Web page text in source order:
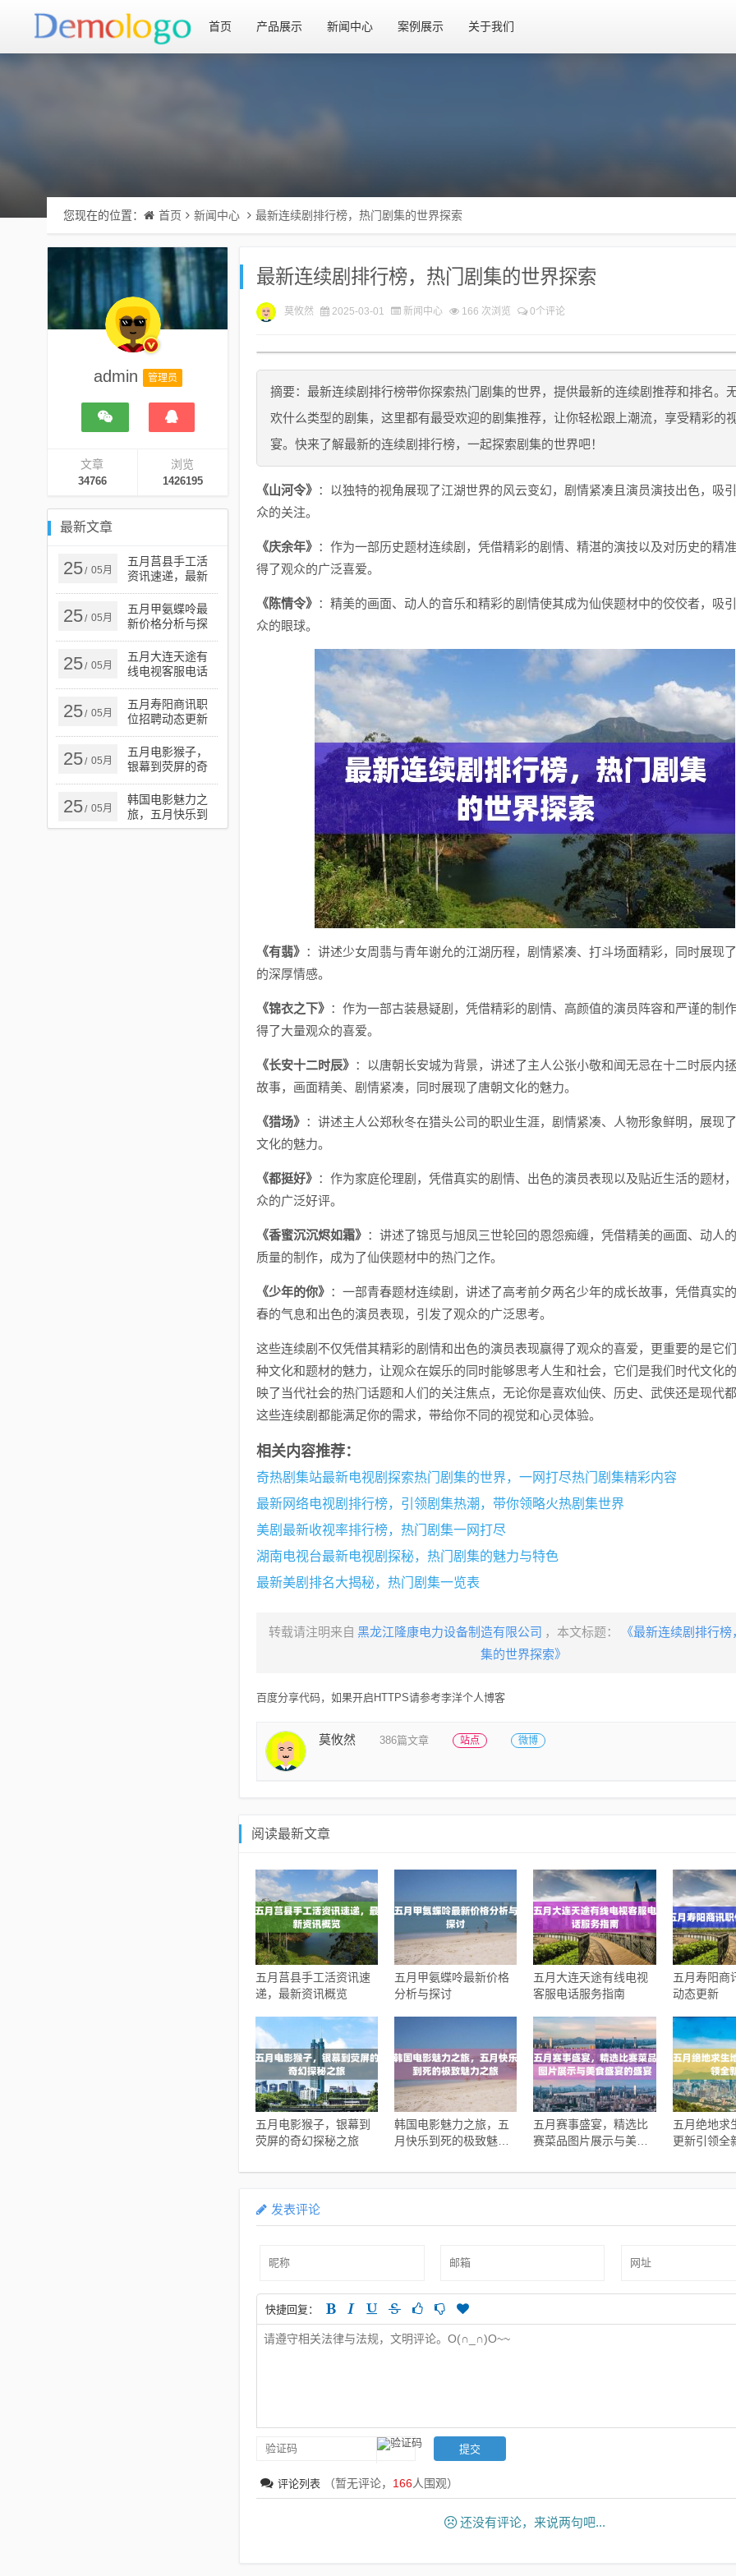
首页 产品展示 新闻中心 案例展示 关于我们
您现在的位置： 首页 新闻中心 最新连续剧排行榜，热门剧集的世界探索
admin 管理员
文章
34766
浏览
1426195
最新文章
25/ 05月
五月莒县手工活
资讯速递，最新
资讯概览
25/ 05月
五月甲氨蝶呤最
新价格分析与探
讨
25/ 05月
五月大连天途有
线电视客服电话
服务指南
25/ 05月
五月寿阳商讯职
位招聘动态更新
25/ 05月
五月电影猴子，
银幕到荧屏的奇
幻探秘之旅
25/ 05月
韩国电影魅力之
旅，五月快乐到
死的极致魅力之
最新连续剧排行榜，热门剧集的世界探索
莫攸然 2025-03-01 新闻中心 166 次浏览 0个评论
摘要：最新连续剧排行榜带你探索热门剧集的世界，提供最新的连续剧推荐和排名。
欢什么类型的剧集，这里都有最受欢迎的剧集推荐，让你轻松跟上潮流，享受精彩的
宴。快来了解最新的连续剧排行榜，一起探索剧集的世界吧！
《山河令》 ：以独特的视角展现了江湖世界的风云变幻，剧情紧凑且演员演技出色，吸
众的关注。
《庆余年》 ：作为一部历史题材连续剧，凭借精彩的剧情、精湛的演技以及对历史的精
得了观众的广泛喜爱。
《陈情令》 ：精美的画面、动人的音乐和精彩的剧情使其成为仙侠题材中的佼佼者，吸
众的眼球。
《有翡》 ：讲述少女周翡与青年谢允的江湖历程，剧情紧凑、打斗场面精彩，同时展现
的深厚情感。
《锦衣之下》 ：作为一部古装悬疑剧，凭借精彩的剧情、高颜值的演员阵容和严谨的制
得了大量观众的喜爱。
《长安十二时辰》 ：以唐朝长安城为背景，讲述了主人公张小敬和闻无忌在十二时辰内
故事，画面精美、剧情紧凑，同时展现了唐朝文化的魅力。
《猎场》 ：讲述主人公郑秋冬在猎头公司的职业生涯，剧情紧凑、人物形象鲜明，展现
文化的魅力。
《都挺好》 ：作为家庭伦理剧，凭借真实的剧情、出色的演员表现以及贴近生活的题材
众的广泛好评。
《香蜜沉沉烬如霜》 ：讲述了锦觅与旭凤三世轮回的恩怨痴缠，凭借精美的画面、动人
质量的制作，成为了仙侠题材中的热门之作。
《少年的你》 ：一部青春题材连续剧，讲述了高考前夕两名少年的成长故事，凭借真实
春的气息和出色的演员表现，引发了观众的广泛思考。
这些连续剧不仅凭借其精彩的剧情和出色的演员表现赢得了观众的喜爱，更重要的是它
种文化和题材的魅力，让观众在娱乐的同时能够思考人生和社会，它们是我们时代文化
映了当代社会的热门话题和人们的关注焦点，无论你是喜欢仙侠、历史、武侠还是现代
这些连续剧都能满足你的需求，带给你不同的视觉和心灵体验。
相关内容推荐：
奇热剧集站最新电视剧探索热门剧集的世界，一网打尽热门剧集精彩内容
最新网络电视剧排行榜，引领剧集热潮，带你领略火热剧集世界
美剧最新收视率排行榜，热门剧集一网打尽
湖南电视台最新电视剧探秘，热门剧集的魅力与特色
最新美剧排名大揭秘，热门剧集一览表
转载请注明来自 黑龙江隆康电力设备制造有限公司 ，本文标题：
《最新连续剧排行
集的世界探索》
百度分享代码，如果开启HTTPS请参考李洋个人博客
莫攸然 386篇文章 站点 微博
阅读最新文章
五月莒县手工活资讯速
递，最新资讯概览
五月甲氨蝶呤最新价格
分析与探讨
五月大连天途有线电视
客服电话服务指南
五月寿阳商
动态更新
五月电影猴子，银幕到
荧屏的奇幻探秘之旅
韩国电影魅力之旅，五
月快乐到死的极致魅力
五月赛事盛宴，精选比
赛菜品图片展示与美食
五月绝地求
更新引领全
发表评论
快捷回复：
评论列表 （暂无评论， 166人围观）
还没有评论，来说两句吧...